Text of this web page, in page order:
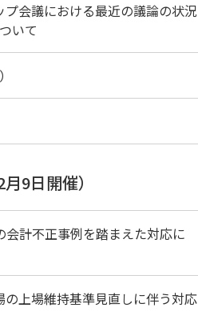
会議における最近の議論の状況
いて
9日開催）
計不正事例を踏まえた対応に
上場維持基準見直しに伴う対応